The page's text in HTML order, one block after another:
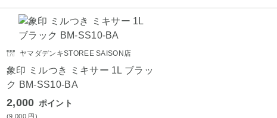
ヤマダデンキSTOREE SAISON店
象印 ミルつき ミキサー 1L ブラッ
ク BM-SS10-BA
2,000 ポイント
(9,000 円)